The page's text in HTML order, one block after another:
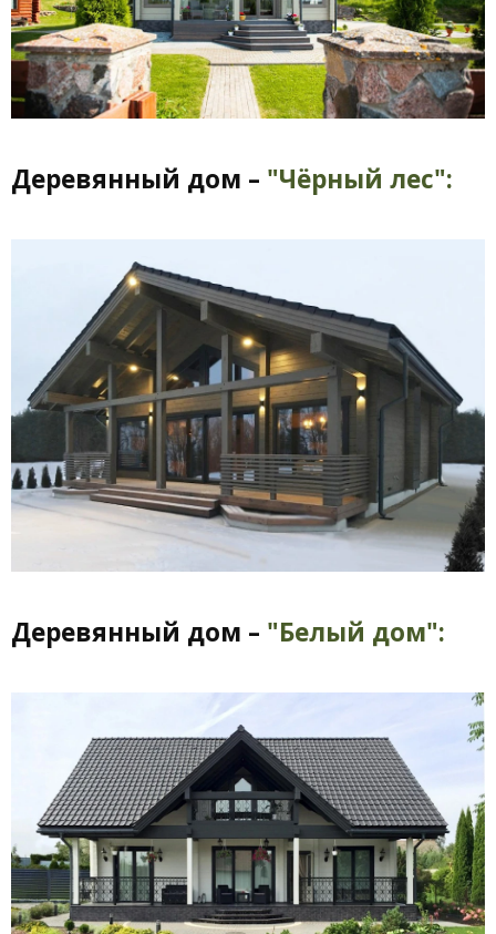
Деревянный дом – "Чёрный лес":
Деревянный дом – "Белый дом":